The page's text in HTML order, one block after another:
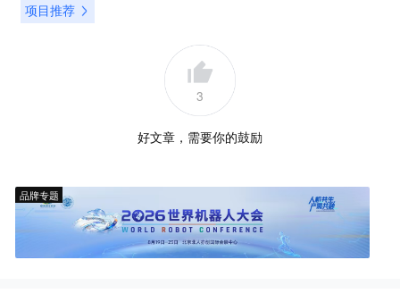
项目推荐
3
好文章，需要你的鼓励
品牌专题